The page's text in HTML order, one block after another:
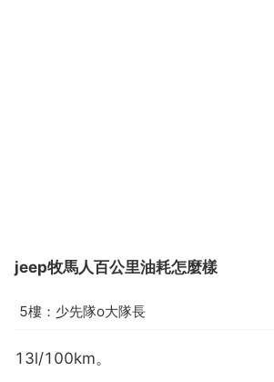
jeep牧馬人百公里油耗怎麼樣
5樓：少先隊o大隊長
13l/100km。